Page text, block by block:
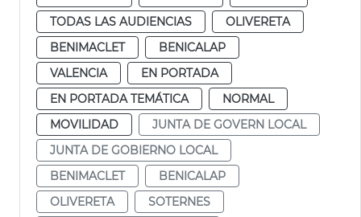
TODAS LAS AUDIENCIAS
OLIVERETA
BENIMACLET
BENICALAP
VALENCIA
EN PORTADA
EN PORTADA TEMÁTICA
NORMAL
MOVILIDAD
JUNTA DE GOVERN LOCAL
JUNTA DE GOBIERNO LOCAL
BENIMACLET
BENICALAP
OLIVERETA
SOTERNES